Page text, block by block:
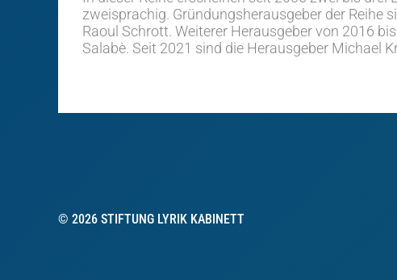
zweisprachig. Gründungsherausgeber der Reihe
Raoul Schrott. Weiterer Herausgeber von 2016
Salabè. Seit 2021 sind die Herausgeber Michael
© 2026 STIFTUNG LYRIK KABINETT